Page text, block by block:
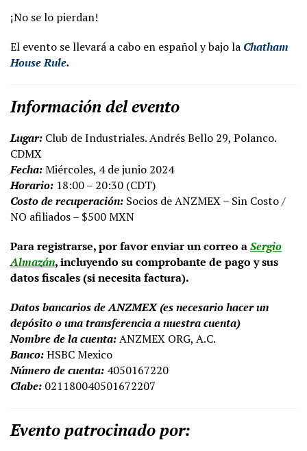
¡No se lo pierdan!
El evento se llevará a cabo en español y bajo la Chatham
House Rule.
Información del evento
Lugar: Club de Industriales. Andrés Bello 29, Polanco.
CDMX
Fecha:Miércoles, 4 de junio 2024
Horario: 18:00 – 20:30 (CDT)
Costo de recuperación: Socios de ANZMEX – Sin Costo /
NO afiliados – $500 MXN
Para registrarse, por favor enviar un correo aSergio
Almazán, incluyendo su comprobante de pago y sus
datos fiscales (si necesita factura).
Datos bancarios de ANZMEX (es necesario hacer un
depósito o una transferencia a nuestra cuenta)
Nombre de la cuenta:ANZMEX ORG, A.C.
Banco:HSBC Mexico
Número de cuenta: 4050167220
Clabe: 021180040501672207
Evento patrocinado por: